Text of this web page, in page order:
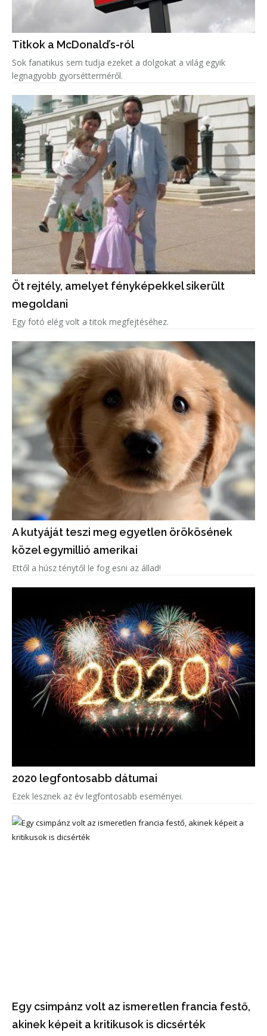
Titkok a McDonald’s-ról
Sok fanatikus sem tudja ezeket a dolgokat a világ egyik
legnagyobb gyorsétterméről.
Öt rejtély, amelyet fényképekkel sikerült
megoldani
Egy fotó elég volt a titok megfejtéséhez.
A kutyáját teszi meg egyetlen örökösének
közel egymillió amerikai
Ettől a húsz ténytől le fog esni az állad!
2020 legfontosabb dátumai
Ezek lesznek az év legfontosabb eseményei.
Egy csimpánz volt az ismeretlen francia festő,
akinek képeit a kritikusok is dicsérték